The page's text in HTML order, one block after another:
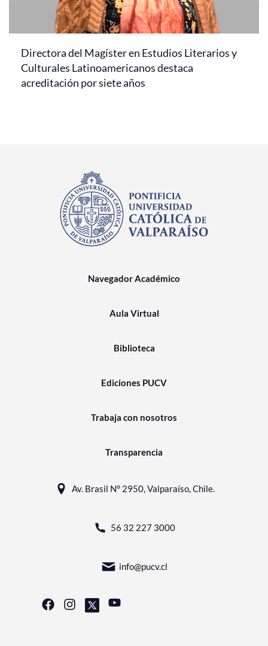
Directora del Magíster en Estudios Literarios y
Culturales Latinoamericanos destaca
acreditación por siete años
Navegador Académico
Aula Virtual
Biblioteca
Ediciones PUCV
Trabaja con nosotros
Transparencia
Av. Brasil N° 2950, Valparaíso, Chile.
56 32 227 3000
info@pucv.cl